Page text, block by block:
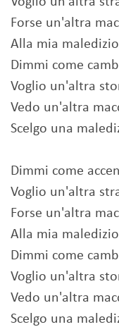
Forse un'altra
Alla mia
Dimmi come
Voglio un'altra
Vedo un'altra
Scelgo una
Dimmi come
Voglio un'altra
Forse un'altra
Alla mia
Dimmi come
Voglio un'altra
Vedo un'altra
Scelgo una